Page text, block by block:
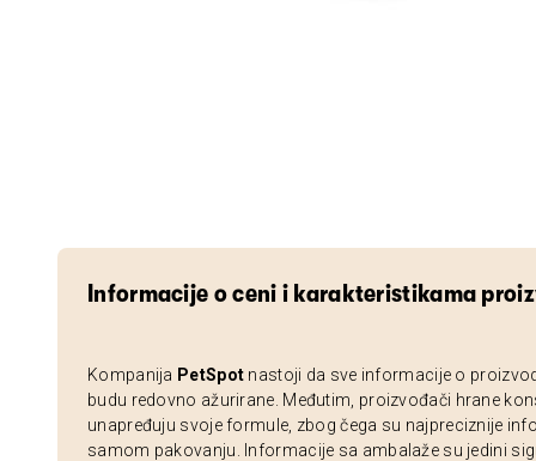
Informacije o ceni i karakteristikama
Kompanija PetSpot nastoji da sve informacije o
budu redovno ažurirane. Međutim, proizvođači hrane
unapređuju svoje formule, zbog čega su najpreciznije
samom pakovanju. Informacije sa ambalaže su jedini